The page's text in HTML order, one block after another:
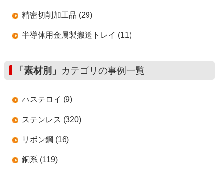
精密切削加工品 (29)
半導体用金属製搬送トレイ (11)
「素材別」 カテゴリの事例一覧
ハステロイ (9)
ステンレス (320)
リボン鋼 (16)
銅系 (119)